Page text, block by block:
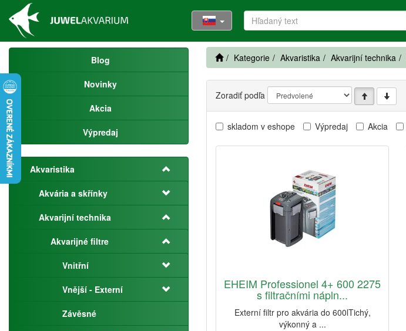
Blog
Novinky
Akcia
Výpredaj
Akvaristika
Akvária a skřínky
Akvarijní technika
Akvarijné filtre
Vnitřní
Vnější - Externí
Závěsné
Kategorie Akvaristika Akvarijní technika
Zoradiť podľa
skladom v eshope Výpredaj Akcia
EHEIM Professionel 4+ 600 2275
s filtračními nápln...
Externí filtr pro akvária do 600lTichý,
výkonný a ...